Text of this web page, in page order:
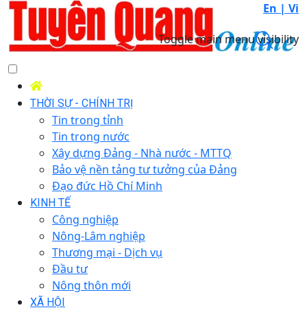
En | Vi
Toggle main menu visibility
THỜI SỰ - CHÍNH TRỊ
Tin trong tỉnh
Tin trong nước
Xây dựng Đảng - Nhà nước - MTTQ
Bảo vệ nền tảng tư tưởng của Đảng
Đạo đức Hồ Chí Minh
KINH TẾ
Công nghiệp
Nông-Lâm nghiệp
Thương mại - Dịch vụ
Đầu tư
Nông thôn mới
XÃ HỘI